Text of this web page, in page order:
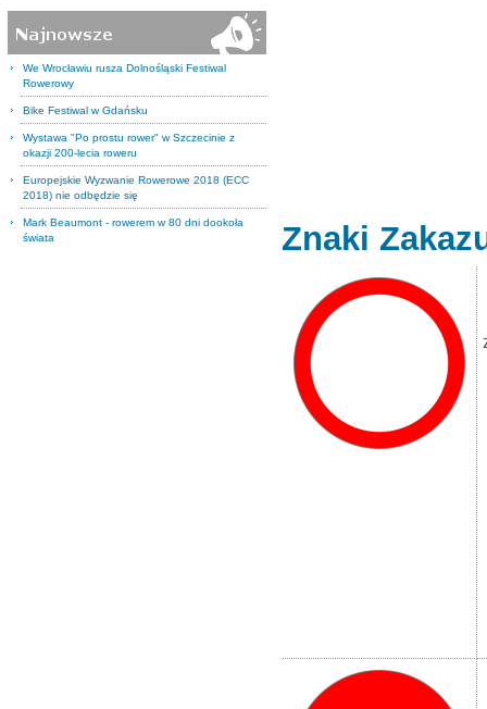
We Wrocławiu rusza Dolnośląski Festiwal
Rowerowy
Bike Festiwal w Gdańsku
Wystawa "Po prostu rower" w Szczecinie z
okazji 200-lecia roweru
Europejskie Wyzwanie Rowerowe 2018 (ECC
2018) nie odbędzie się
Mark Beaumont - rowerem w 80 dni dookoła
świata
Znaki